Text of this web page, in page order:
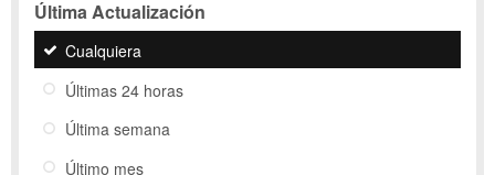
Última Actualización
Cualquiera
Últimas 24 horas
Última semana
Último mes